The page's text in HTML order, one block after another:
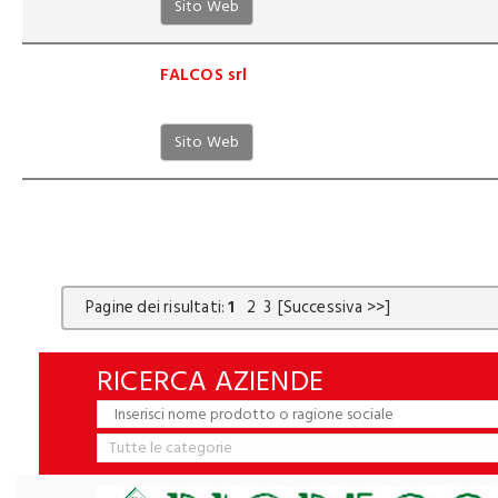
Sito Web
FALCOS srl
Sito Web
Pagine dei risultati:1 2 3 [Successiva >>]
RICERCA AZIENDE